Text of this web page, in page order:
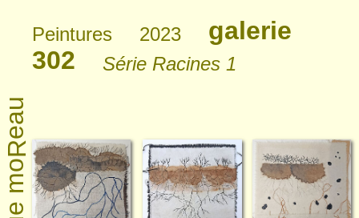
R
eau
Peintures 2023
galerie
302
Série Racines 1